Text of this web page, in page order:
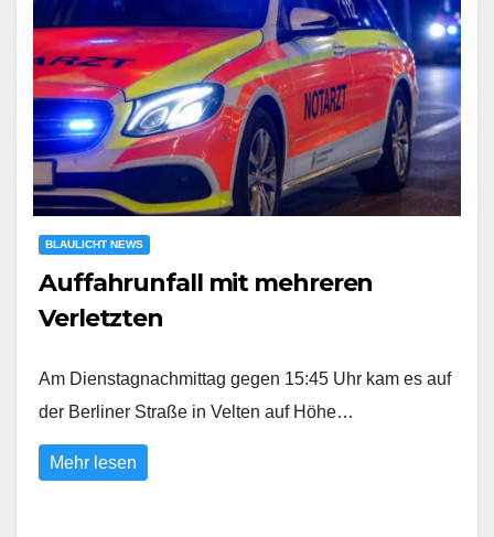
BLAULICHT NEWS
Auffahrunfall mit mehreren
Verletzten
Am Dienstagnachmittag gegen 15:45 Uhr kam es auf
der Berliner Straße in Velten auf Höhe…
Mehr lesen